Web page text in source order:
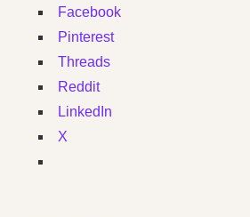
Facebook
Pinterest
Threads
Reddit
LinkedIn
X